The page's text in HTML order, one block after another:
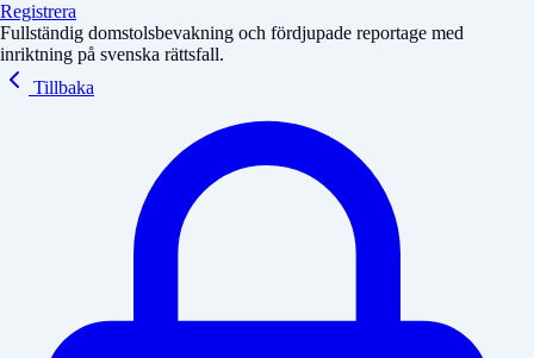
Registrera
Fullständig domstolsbevakning och fördjupade reportage med
inriktning på svenska rättsfall.
Tillbaka